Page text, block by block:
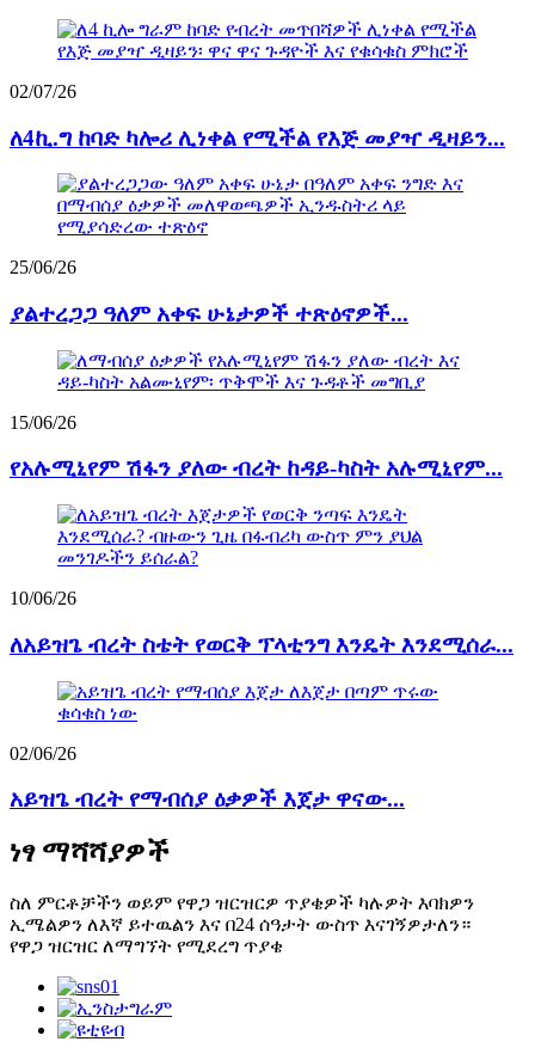
02/07/26
ለ4ኪ.ግ ከባድ ካሎሪ ሊነቀል የሚችል የእጅ መያዣ ዲዛይን...
25/06/26
ያልተረጋጋ ዓለም አቀፍ ሁኔታዎች ተጽዕኖዎች...
15/06/26
የአሉሚኒየም ሽፋን ያለው ብረት ከዳይ-ካስት አሉሚኒየም...
10/06/26
ለአይዝጌ ብረት ስቴት የወርቅ ፕላቲንግ እንዴት እንደሚሰራ...
02/06/26
አይዝጌ ብረት የማብሰያ ዕቃዎች እጀታ ዋናው...
ነፃ ማሻሻያዎች
ስለ ምርቶቻችን ወይም የዋጋ ዝርዝርዎ ጥያቄዎች ካሉዎት እባክዎን
ኢሜልዎን ለእኛ ይተዉልን እና በ24 ሰዓታት ውስጥ እናገኝዎታለን።
የዋጋ ዝርዝር ለማግኘት የሚደረግ ጥያቄ